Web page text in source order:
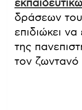
δράσεων
επιδιώκει
της
τον